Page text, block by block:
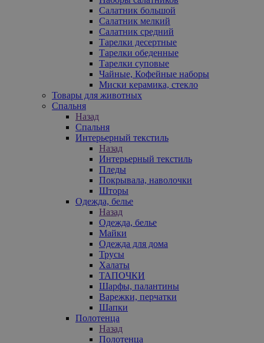
Салатник большой
Салатник мелкий
Салатник средний
Тарелки десертные
Тарелки обеденные
Тарелки суповые
Чайные, Кофейные наборы
Миски керамика, стекло
Товары для животных
Спальня
Назад
Спальня
Интерьерный текстиль
Назад
Интерьерный текстиль
Пледы
Покрывала, наволочки
Шторы
Одежда, белье
Назад
Одежда, белье
Майки
Одежда для дома
Трусы
Халаты
ТАПОЧКИ
Шарфы, палантины
Варежки, перчатки
Шапки
Полотенца
Назад
Полотенца